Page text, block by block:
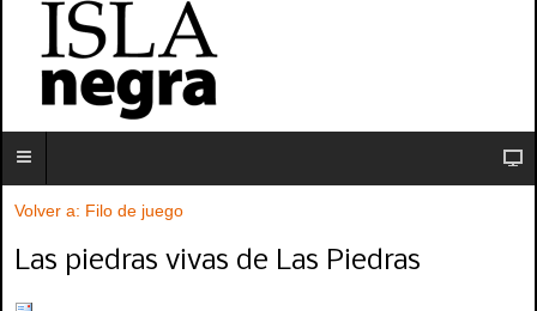
Volver a: Filo de juego
Las piedras vivas de Las Piedras